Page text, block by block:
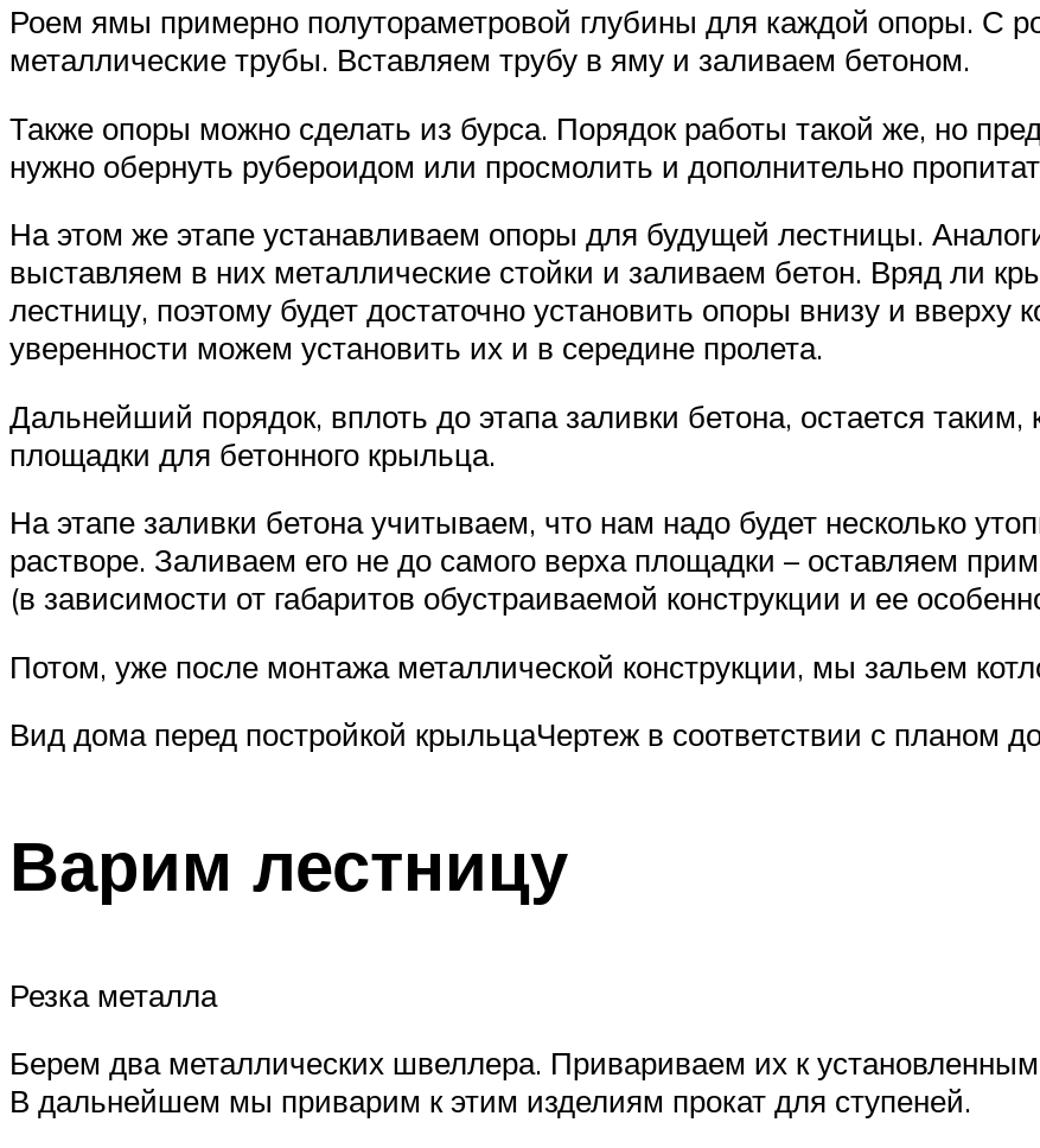
Роем ямы примерно полутораметровой глубины для каждой опоры. С
металлические трубы. Вставляем трубу в яму и заливаем бетоном.
Также опоры можно сделать из бурса. Порядок работы такой же, но
нужно обернуть рубероидом или просмолить и дополнительно
На этом же этапе устанавливаем опоры для будущей лестницы.
выставляем в них металлические стойки и заливаем бетон. Вряд ли
лестницу, поэтому будет достаточно установить опоры внизу и вверху
уверенности можем установить их и в середине пролета.
Дальнейший порядок, вплоть до этапа заливки бетона, остается таким,
площадки для бетонного крыльца.
На этапе заливки бетона учитываем, что нам надо будет несколько
растворе. Заливаем его не до самого верха площадки – оставляем
(в зависимости от габаритов обустраиваемой конструкции и ее
Потом, уже после монтажа металлической конструкции, мы зальем
Вид дома перед постройкой крыльцаЧертеж в соответствии с планом
Варим лестницу
Резка металла
Берем два металлических швеллера. Привариваем их к
В дальнейшем мы приварим к этим изделиям прокат для ступеней.